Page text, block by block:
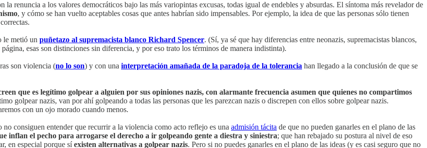
renuncia a los valores democráticos bajo las más variopintas excusas, todas igual de endebles y absurdas. El síntoma más revelador de
, y cómo se han vuelto aceptables cosas que antes habrían sido impensables. Por ejemplo, la idea de que las personas sólo tienen
le metió un puñetazo al supremacista blanco Richard Spencer. (Sí, ya sé que hay diferencias entre neonazis, supremacistas blancos,
esas son distinciones sin diferencia, y por eso trato los términos de manera indistinta).
son violencia (no lo son) y con una interpretación amañada de la paradoja de la tolerancia han llegado a la conclusión de que se
que es legítimo golpear a alguien por sus opiniones nazis, con alarmante frecuencia asumen que quienes no compartimos
golpear nazis, van por ahí golpeando a todas las personas que les parezcan nazis o discrepen con ellos sobre golpear nazis.
con un ojo morado cuando menos.
consiguen entender que recurrir a la violencia como acto reflejo es una admisión tácita de que no pueden ganarles en el plano de las
inflan el pecho para arrogarse el derecho a ir golpeando gente a diestra y siniestra; que han rebajado su postura al nivel de eso
en especial porque síexisten alternativas a golpear nazis. Pero si no puedes ganarles en el plano de las ideas (y es casi seguro que no